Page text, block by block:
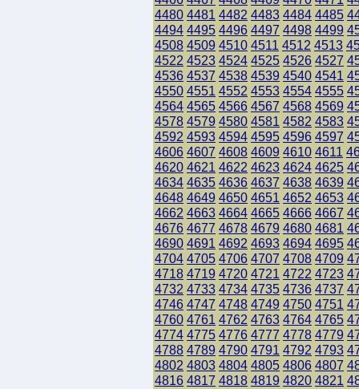
4480 4481 4482 4483 4484 4485
4494 4495 4496 4497 4498 4499
4508 4509 4510 4511 4512 4513
4522 4523 4524 4525 4526 4527
4536 4537 4538 4539 4540 4541
4550 4551 4552 4553 4554 4555
4564 4565 4566 4567 4568 4569
4578 4579 4580 4581 4582 4583
4592 4593 4594 4595 4596 4597
4606 4607 4608 4609 4610 4611
4620 4621 4622 4623 4624 4625
4634 4635 4636 4637 4638 4639
4648 4649 4650 4651 4652 4653
4662 4663 4664 4665 4666 4667
4676 4677 4678 4679 4680 4681
4690 4691 4692 4693 4694 4695
4704 4705 4706 4707 4708 4709
4718 4719 4720 4721 4722 4723
4732 4733 4734 4735 4736 4737
4746 4747 4748 4749 4750 4751
4760 4761 4762 4763 4764 4765
4774 4775 4776 4777 4778 4779
4788 4789 4790 4791 4792 4793
4802 4803 4804 4805 4806 4807
4816 4817 4818 4819 4820 4821